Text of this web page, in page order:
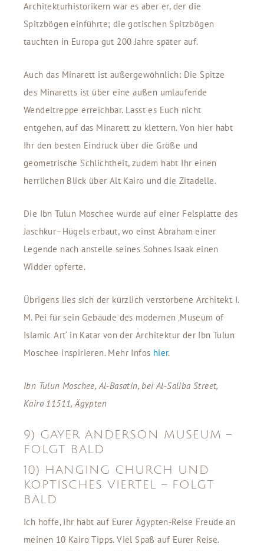
Architekturhistorikern war es aber er, der die
Spitzbögen einführte; die gotischen Spitzbögen
tauchten in Europa gut 200 Jahre später auf.
Auch das Minarett ist außergewöhnlich: Die Spitze
des Minaretts ist über eine außen umlaufende
Wendeltreppe erreichbar. Lasst es Euch nicht
entgehen, auf das Minarett zu klettern. Von hier habt
Ihr den besten Eindruck über die Größe und
geometrische Schlichtheit, zudem habt Ihr einen
herrlichen Blick über Alt Kairo und die Zitadelle.
Die Ibn Tulun Moschee wurde auf einer Felsplatte des
Jaschkur–Hügels erbaut, wo einst Abraham einer
Legende nach anstelle seines Sohnes Isaak einen
Widder opferte.
Übrigens lies sich der kürzlich verstorbene Architekt I.
M. Pei für sein Gebäude des modernen ‚Museum of
Islamic Art‘ in Katar von der Architektur der Ibn Tulun
Moschee inspirieren. Mehr Infos hier.
Ibn Tulun Moschee, Al-Basatin, bei Al-Saliba Street,
Kairo 11511, Ägypten
9) GAYER ANDERSON MUSEUM –
FOLGT BALD
10) HANGING CHURCH UND
KOPTISCHES VIERTEL – FOLGT
BALD
Ich hoffe, Ihr habt auf Eurer Ägypten-Reise Freude an
meinen 10 Kairo Tipps. Viel Spaß auf Eurer Reise.